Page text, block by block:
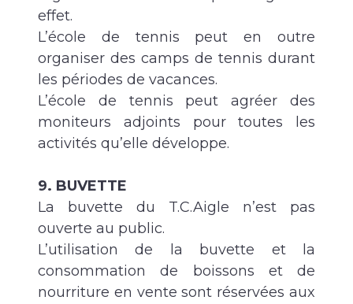
effet.
L’école de tennis peut en outre
organiser des camps de tennis durant
les périodes de vacances.
L’école de tennis peut agréer des
moniteurs adjoints pour toutes les
activités qu’elle développe.
9. BUVETTE
La buvette du T.C.Aigle n’est pas
ouverte au public.
L’utilisation de la buvette et la
consommation de boissons et de
nourriture en vente sont réservées aux